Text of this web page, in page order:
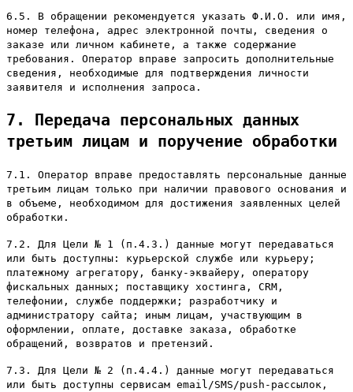
6.5. В обращении рекомендуется указать Ф.И.О. или имя,
номер телефона, адрес электронной почты, сведения о
заказе или личном кабинете, а также содержание
требования. Оператор вправе запросить дополнительные
сведения, необходимые для подтверждения личности
заявителя и исполнения запроса.
7. Передача персональных данных
третьим лицам и поручение обработки
7.1. Оператор вправе предоставлять персональные данные
третьим лицам только при наличии правового основания и
в объеме, необходимом для достижения заявленных целей
обработки.
7.2. Для Цели № 1 (п.4.3.) данные могут передаваться
или быть доступны: курьерской службе или курьеру;
платежному агрегатору, банку-эквайеру, оператору
фискальных данных; поставщику хостинга, CRM,
телефонии, службе поддержки; разработчику и
администратору сайта; иным лицам, участвующим в
оформлении, оплате, доставке заказа, обработке
обращений, возвратов и претензий.
7.3. Для Цели № 2 (п.4.4.) данные могут передаваться
или быть доступны сервисам email/SMS/push-рассылок,